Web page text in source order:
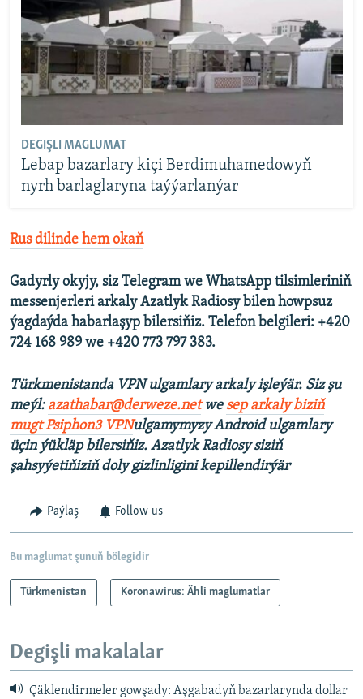
DEGIŞLI MAGLUMAT
Lebap bazarlary kiçi Berdimuhamedowyň
nyrh barlaglaryna taýýarlanýar
Rus dilinde hem okaň
Gadyrly okyjy, siz Telegram we WhatsApp tilsimleriniň
messenjerleri arkaly Azatlyk Radiosy bilen howpsuz
ýagdaýda habarlaşyp bilersiňiz. Telefon belgileri: +420
724 168 989 we +420 773 797 383.
Türkmenistanda VPN ulgamlary arkaly işleýär. Siz şu
meýl: azathabar@derweze.netwe sep arkaly biziň
mugt Psiphon3 VPNulgamymyzy Android ulgamlary
üçin ýükläp bilersiňiz. Azatlyk Radiosy siziň
şahsyýetiňiziň doly gizlinligini kepillendirýär
Paýlaş Follow us
Bu maglumat şunuň bölegidir
Türkmenistan Koronawirus: Ähli maglumatlar
Degişli makalalar
Çäklendirmeler gowşady: Aşgabadyň bazarlarynda dollar